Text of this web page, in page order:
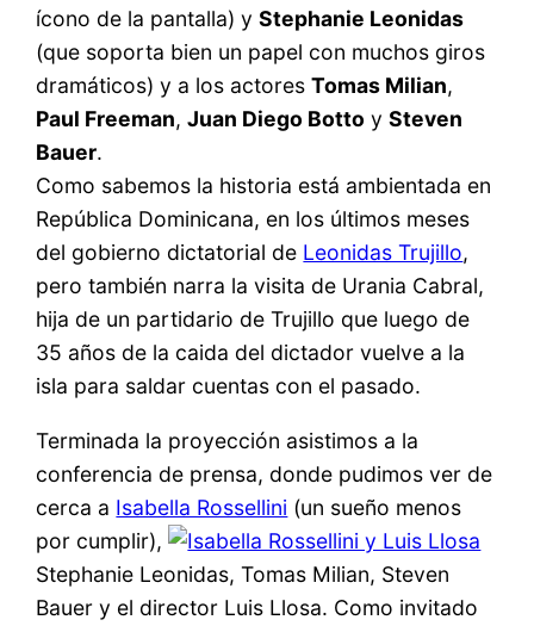
ícono de la pantalla) yStephanie Leonidas
(que soporta bien un papel con muchos giros
dramáticos) y a los actoresTomas Milian,
Paul Freeman,Juan Diego Botto ySteven
Bauer.
Como sabemos la historia está ambientada en
República Dominicana, en los últimos meses
del gobierno dictatorial de Leonidas Trujillo,
pero también narra la visita de Urania Cabral,
hija de un partidario de Trujillo que luego de
35 años de la caida del dictador vuelve a la
isla para saldar cuentas con el pasado.
Terminada la proyección asistimos a la
conferencia de prensa, donde pudimos ver de
cerca a Isabella Rossellini (un sueño menos
por cumplir),
Stephanie Leonidas, Tomas Milian, Steven
Bauer y el director Luis Llosa. Como invitado